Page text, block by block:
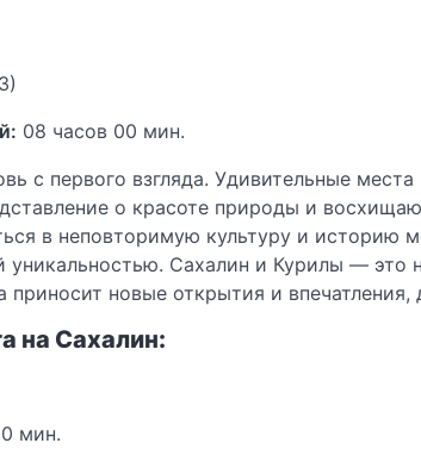
08 часов 00 мин.
с первого взгляда. Удивительные
о красоте природы и
в неповторимую культуру и
уникальностью. Сахалин и Курилы —
приносит новые открытия и
на Сахалин:
мин.